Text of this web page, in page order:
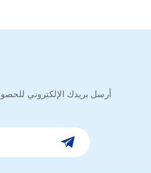
أرسل بريدك الإلكتروني